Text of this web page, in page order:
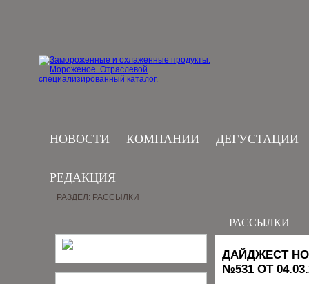
НОВОСТИ КОМПАНИИ ДЕГУСТАЦИИ
РЕДАКЦИЯ
РАЗДЕЛ: РАССЫЛКИ
РАССЫЛКИ
ДАЙДЖЕСТ
№531 ОТ